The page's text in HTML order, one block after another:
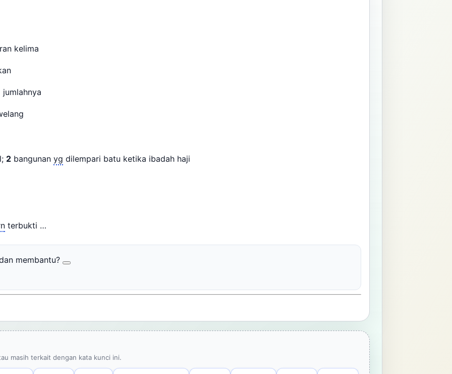
kelima
2 bangunan yg dilempari batu ketika ibadah haji
terbukti …
membantu?
masih terkait dengan kata kunci ini.